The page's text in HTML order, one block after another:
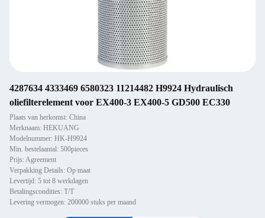
4287634 4333469 6580323 11214482 H9924 Hydraulisch
oliefilterelement voor EX400-3 EX400-5 GD500 EC330
Plaats van herkomst: China
Merknaam: HEKUANG
Modelnummer: HK-H9924
Min. bestelaantal: 500pieces
Prijs: Agreement
Verpakking Details: Op maat
Levertijd: 5 tot 8 werkdagen
Betalingscondities: T/T
Levering vermogen: 200000 stuks per maand